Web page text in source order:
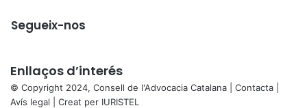
Segueix-nos
Enllaços d’interés
© Copyright 2024, Consell de l'Advocacia Catalana | Contacta
Avís legal | Creat per IURISTEL